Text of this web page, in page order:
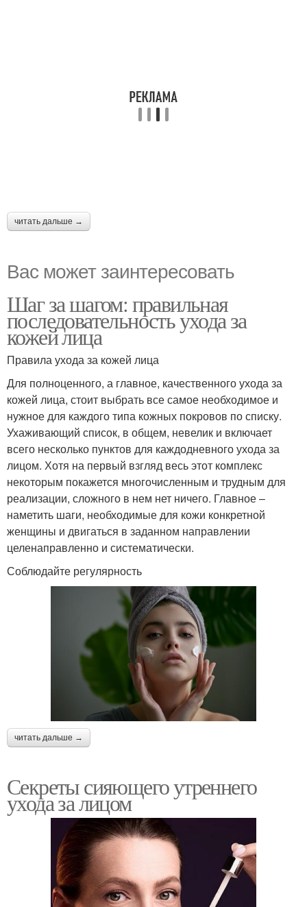
читать дальше →
Вас может заинтересовать
Шаг за шагом: правильная
последовательность ухода за
кожей лица
Правила ухода за кожей лица
Для полноценного, а главное, качественного ухода за
кожей лица, стоит выбрать все самое необходимое и
нужное для каждого типа кожных покровов по списку.
Ухаживающий список, в общем, невелик и включает
всего несколько пунктов для каждодневного ухода за
лицом. Хотя на первый взгляд весь этот комплекс
некоторым покажется многочисленным и трудным для
реализации, сложного в нем нет ничего. Главное –
наметить шаги, необходимые для кожи конкретной
женщины и двигаться в заданном направлении
целенаправленно и систематически.
Соблюдайте регулярность
читать дальше →
Секреты сияющего утреннего
ухода за лицом